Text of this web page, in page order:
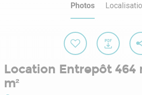
Photos
Location Entrepôt 464
m²